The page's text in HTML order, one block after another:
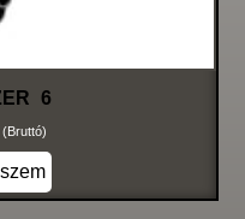
6
(bruttó)